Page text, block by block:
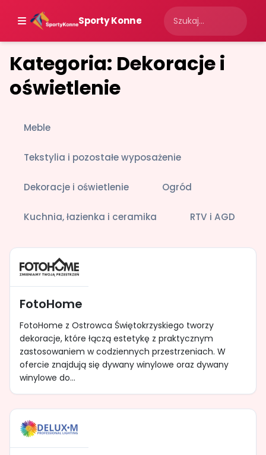
Sporty Konne
Kategoria: Dekoracje i
oświetlenie
Meble
Tekstylia i pozostałe wyposażenie
Dekoracje i oświetlenie Ogród
Kuchnia, łazienka i ceramika RTV i AGD
FotoHome
FotoHome z Ostrowca Świętokrzyskiego tworzy
dekoracje, które łączą estetykę z praktycznym
zastosowaniem w codziennych przestrzeniach. W
ofercie znajdują się dywany winylowe oraz dywany
winylowe do...